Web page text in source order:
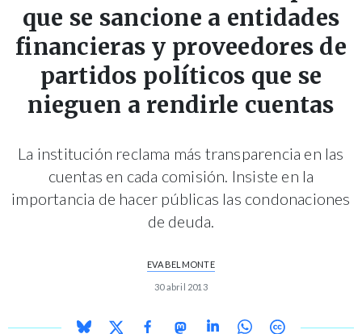
que se sancione a entidades
financieras y proveedores de
partidos políticos que se
nieguen a rendirle cuentas
La institución reclama más transparencia en las
cuentas en cada comisión. Insiste en la
importancia de hacer públicas las condonaciones
de deuda.
EVA BELMONTE
30 abril 2013